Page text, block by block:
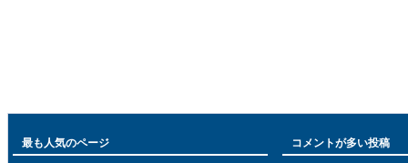
最も人気のページ コメントが多い投稿